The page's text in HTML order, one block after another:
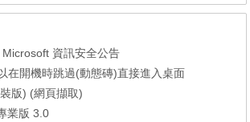
資訊安全公告
在開機時跳過(動態磚)直接進入桌面
版) (網頁擷取)
業版 3.0